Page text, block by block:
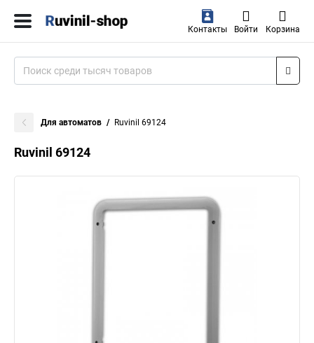
Контакты Войти Корзина
Для автоматов Ruvinil 69124
Ruvinil 69124